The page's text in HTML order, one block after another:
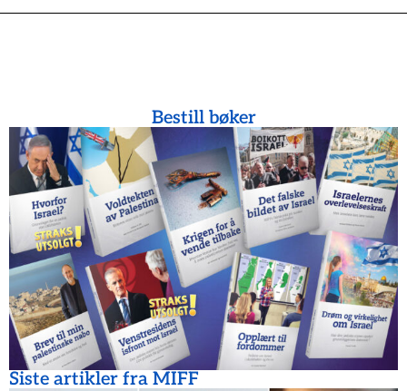
Bestill bøker
Siste artikler fra MIFF